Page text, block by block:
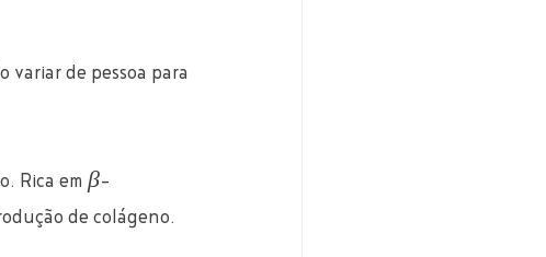
variar de pessoa para
Rica em β-
de colágeno.